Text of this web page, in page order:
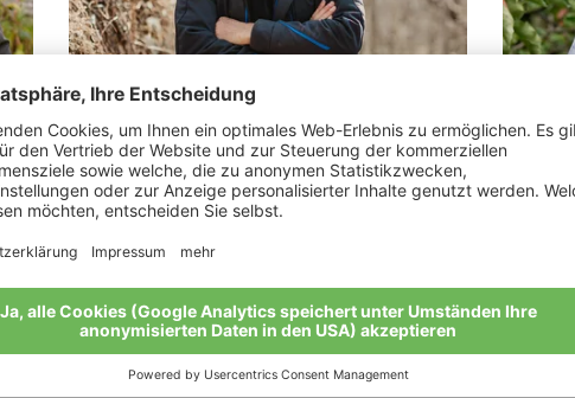
Thomann Martin
„Bio ist ein intensives Arbeiten mit der
Natur.“
Meine Geschichte
Meine
Alle Bio-Bauern im Überblick